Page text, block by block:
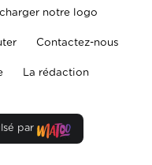
notre logo
Contactez-nous
La rédaction
par